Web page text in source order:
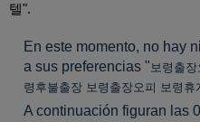
텔".
En este momento, no hay
a sus preferencias "보령출
령후불출장 보령출장오피 보령휴
A continuación figuran las